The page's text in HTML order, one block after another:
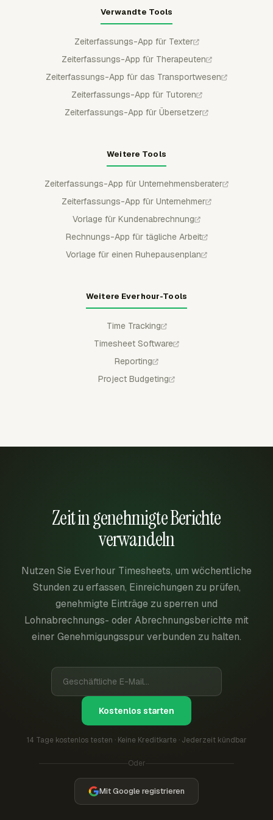
Verwandte Tools
Zeiterfassungs-App für Texter
Zeiterfassungs-App für Therapeuten
Zeiterfassungs-App für das Transportwesen
Zeiterfassungs-App für Tutoren
Zeiterfassungs-App für Übersetzer
Weitere Tools
Zeiterfassungs-App für Unternehmensberater
Zeiterfassungs-App für Unternehmer
Vorlage für Kundenabrechnung
Rechnungs-App für tägliche Arbeit
Vorlage für einen Ruhepausenplan
Weitere Everhour-Tools
Time Tracking
Timesheet Software
Reporting
Project Budgeting
Zeit in genehmigte Berichte
verwandeln
Nutzen Sie Everhour Timesheets, um wöchentliche
Stunden zu erfassen, Einreichungen zu prüfen,
genehmigte Einträge zu sperren und
Lohnabrechnungs- oder Abrechnungsberichte mit
einer Genehmigungsspur verbunden zu halten.
Kostenlos starten
14 Tage kostenlos testen · Keine Kreditkarte · Jederzeit kündbar
Oder
Mit Google registrieren